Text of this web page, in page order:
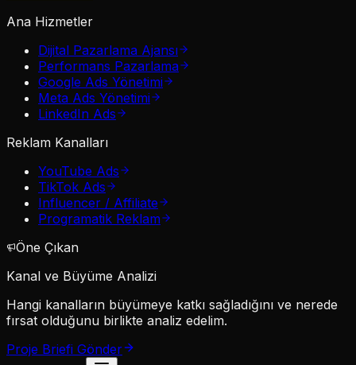
Ana Hizmetler
Dijital Pazarlama Ajansı
Performans Pazarlama
Google Ads Yönetimi
Meta Ads Yönetimi
LinkedIn Ads
Reklam Kanalları
YouTube Ads
TikTok Ads
Influencer / Affiliate
Programatik Reklam
Öne Çıkan
Kanal ve Büyüme Analizi
Hangi kanalların büyümeye katkı sağladığını ve nerede
fırsat olduğunu birlikte analiz edelim.
Proje Briefi Gönder